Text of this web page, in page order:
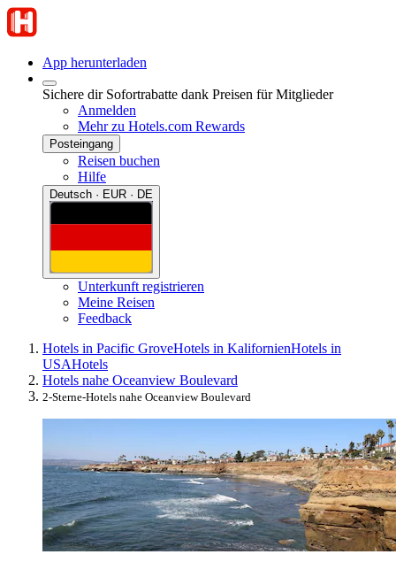
App herunterladen
Sichere dir Sofortrabatte dank Preisen für Mitglieder
Anmelden
Mehr zu Hotels.com Rewards
Posteingang
Reisen buchen
Hilfe
Deutsch · EUR · DE
Unterkunft registrieren
Meine Reisen
Feedback
Hotels in Pacific GroveHotels in KalifornienHotels in
USAHotels
Hotels nahe Oceanview Boulevard
2-Sterne-Hotels nahe Oceanview Boulevard